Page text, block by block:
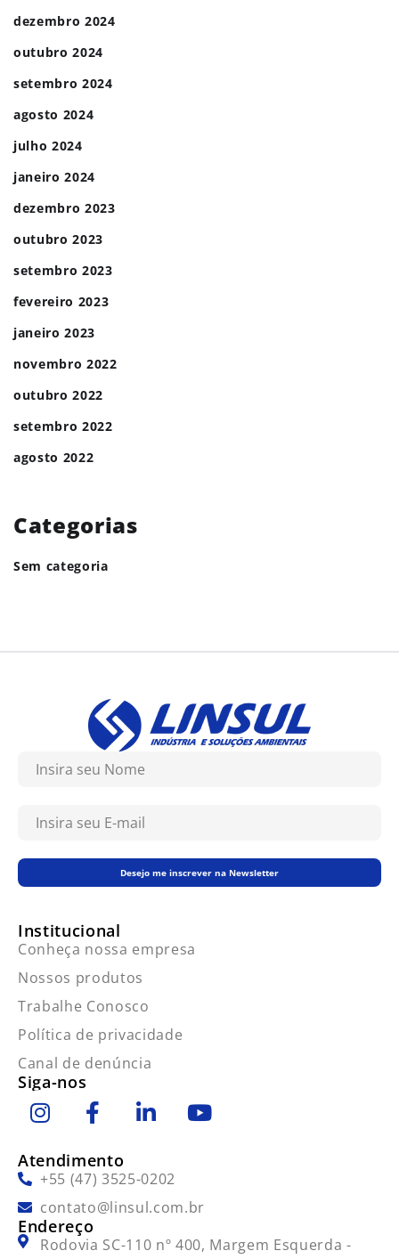
dezembro 2024
outubro 2024
setembro 2024
agosto 2024
julho 2024
janeiro 2024
dezembro 2023
outubro 2023
setembro 2023
fevereiro 2023
janeiro 2023
novembro 2022
outubro 2022
setembro 2022
agosto 2022
Categorias
Sem categoria
Desejo me inscrever na Newsletter
Institucional
Conheça nossa empresa
Nossos produtos
Trabalhe Conosco
Política de privacidade
Canal de denúncia
Siga-nos
Atendimento
+55 (47) 3525-0202
contato@linsul.com.br
Endereço
Rodovia SC-110 nº 400, Margem Esquerda -